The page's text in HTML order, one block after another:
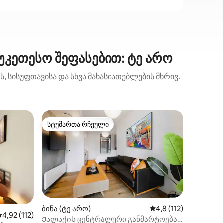
შეფასებით: ტე არო
და სხვა მახასიათებლების მხრივ.
შეფასებაა 5‑დან 4,92, 112 მიმოხილვა
4,92 (112)
სტუმართა რჩეული
სტუმართა რჩეული
ბინა (ტე არო) საშუალო
4,8 (112)
Ქალაქის ცენტრალური განმარტოება |